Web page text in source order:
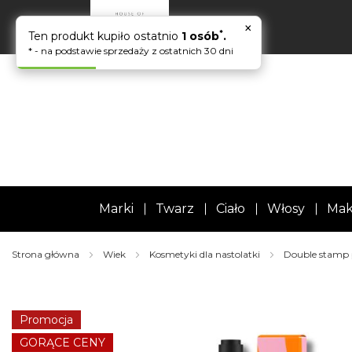
Marki Twarz Ciało Włosy
Strona główna Wiek Kosmetyki dla nastolatki Double stamp
the
end
of
Promocja
GORĄCE CENY
×
Ten produkt kupiło ostatnio 1 osób*.
* - na podstawie sprzedaży z ostatnich 30 dni